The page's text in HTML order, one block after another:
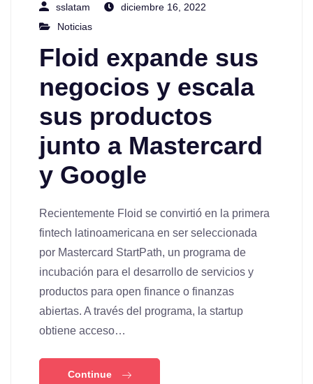
sslatam
diciembre 16, 2022
Noticias
Floid expande sus
negocios y escala
sus productos
junto a Mastercard
y Google
Recientemente Floid se convirtió en la primera
fintech latinoamericana en ser seleccionada
por Mastercard StartPath, un programa de
incubación para el desarrollo de servicios y
productos para open finance o finanzas
abiertas. A través del programa, la startup
obtiene acceso…
Continue